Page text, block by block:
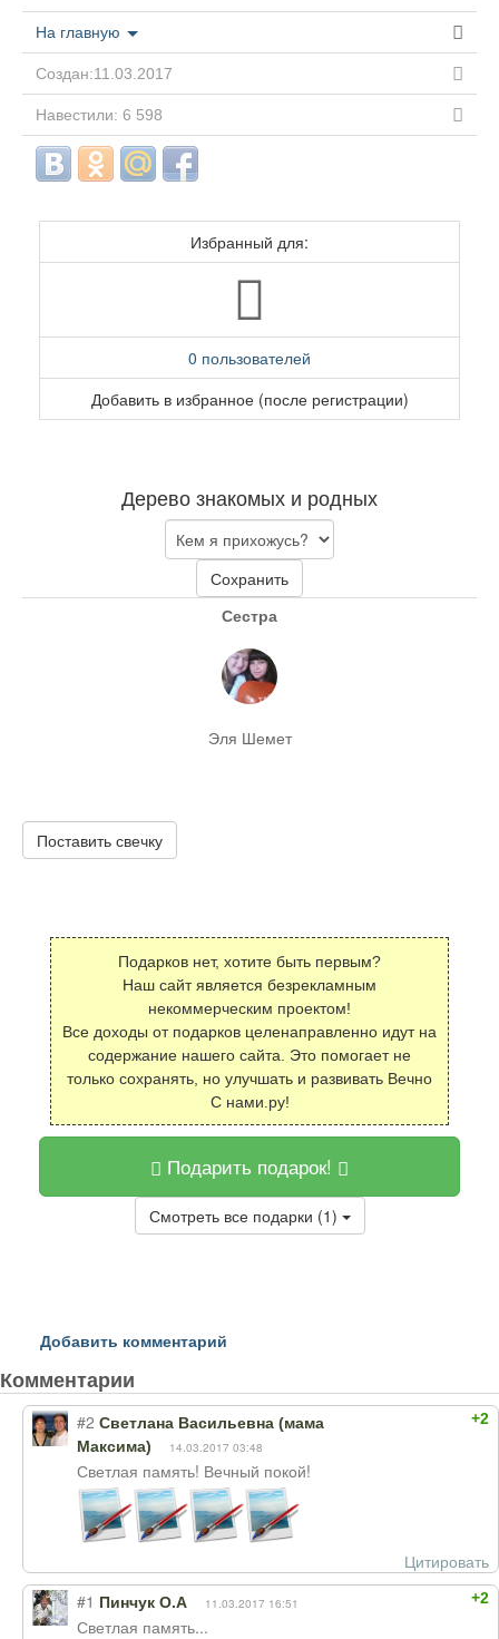
На главную
Создан:11.03.2017
Навестили: 6 598
Избранный для:
0 пользователей
Добавить в избранное (после регистрации)
Дерево знакомых и родных
Сохранить
Сестра
Эля Шемет
Поставить свечку
Подарков нет, хотите быть первым?
Наш сайт является безрекламным
некоммерческим проектом!
Все доходы от подарков целенаправленно идут на
содержание нашего сайта. Это помогает не
только сохранять, но улучшать и развивать Вечно
С нами.ру!
Подарить подарок!
Смотреть все подарки (1)
Добавить комментарий
Комментарии
+2
#2 Светлана Васильевна (мама
Максима)
14.03.2017 03:48
Светлая память! Вечный покой!
Цитировать
+2
#1 Пинчук О.А 11.03.2017 16:51
Светлая память...